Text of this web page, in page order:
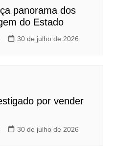
panorama dos
do Estado
30 de julho de 2026
por vender
30 de julho de 2026